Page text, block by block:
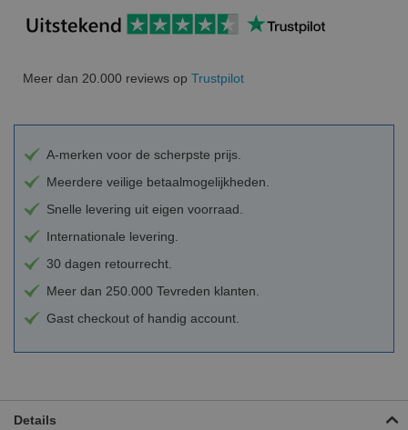
Meer dan 20.000 reviews op Trustpilot
A-merken voor de scherpste prijs.
Meerdere veilige betaalmogelijkheden.
Snelle levering uit eigen voorraad.
Internationale levering.
30 dagen retourrecht.
Meer dan 250.000 Tevreden klanten.
Gast checkout of handig account.
Details